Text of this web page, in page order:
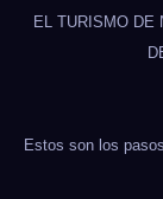
EL TURISMO DE
Estos son los